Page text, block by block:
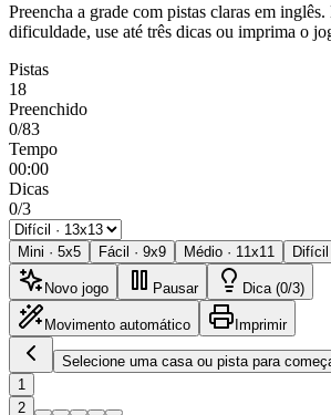
Preencha a grade com pistas claras em
dificuldade, use até três dicas ou imprima o
Pistas
18
Preenchido
0/83
Tempo
00:00
Dicas
0/3
Mini · 5x5 Fácil · 9x9 Médio · 11x11 Difícil
Novo jogo Pausar Dica (0/3)
Movimento automático Imprimir
Selecione uma casa ou pista para
1
2